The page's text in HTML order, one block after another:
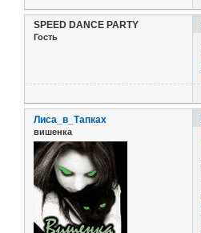
SPEED DANCE PARTY
Гость
Лиса_в_Тапках
вишенка